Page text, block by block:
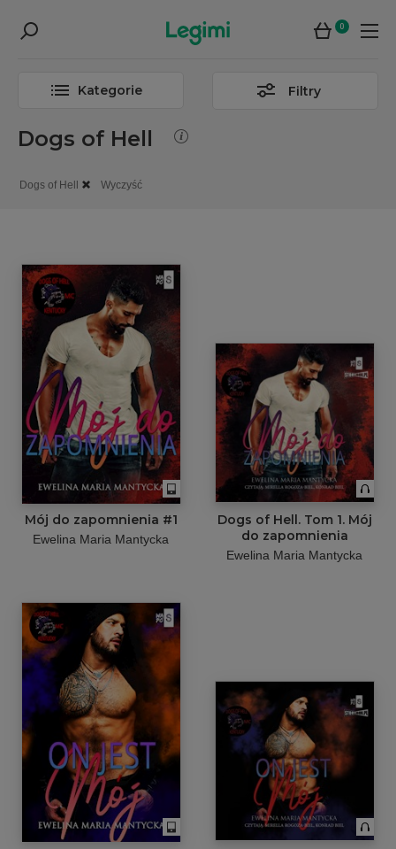
0
Kategorie Filtry
Dogs of Hell
Dogs of Hell Wyczyść
Mój do zapomnienia #1
Ewelina Maria Mantycka
Dogs of Hell. Tom 1. Mój
do zapomnienia
Ewelina Maria Mantycka